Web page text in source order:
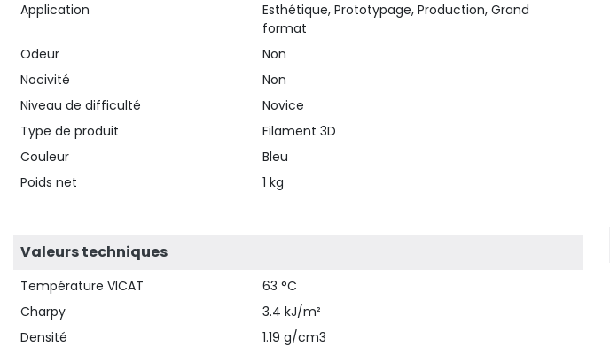
Application
Esthétique, Prototypage, Production, Grand
format
Odeur
Non
Nocivité
Non
Niveau de difficulté
Novice
Type de produit
Filament 3D
Couleur
Bleu
Poids net
1 kg
Valeurs techniques
Température VICAT
63 °C
Charpy
3.4 kJ/m²
Densité
1.19 g/cm3